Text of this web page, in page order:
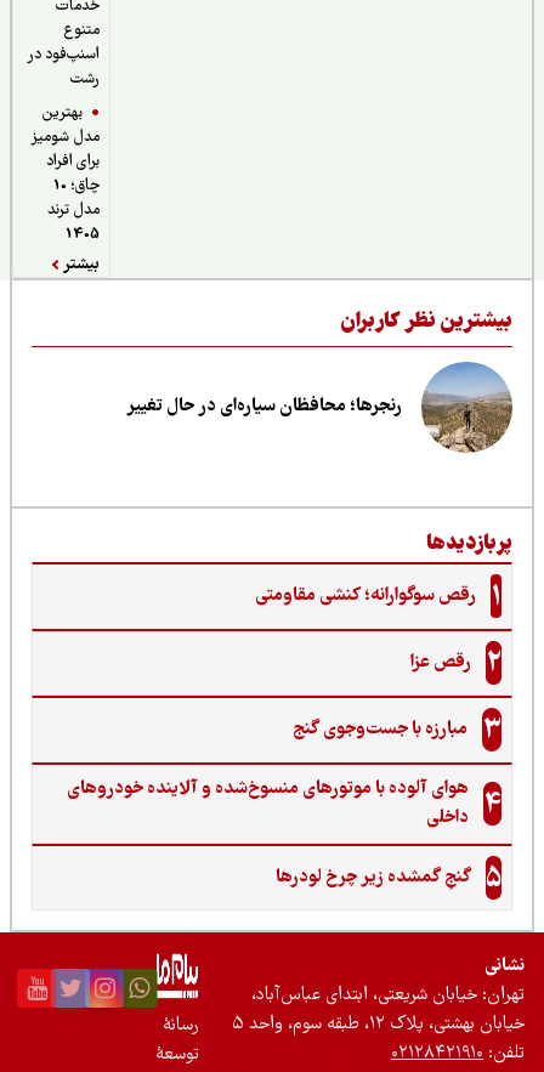
خدمات
اسنپ‌فود در
بهترین
مدل شومیز
برای افراد
چاق؛ 10
مدل ترند
نظر کاربران
رنجرها؛ محافظان سیاره‌ای در حال تغییر
رقص سوگوارانه؛ کنشی مقاومتی
رقص عزا
مبارزه با جست‌وجوی گنج‌
هوای آلوده با موتورهای منسوخ‌شده و آلاینده خودروهای
داخلی
گنجِ گمشده زیر چرخ لودرها
خیابان شریعتی، ابتدای عباس‌آباد،
بهشتی، پلاک ۱۲، طبقه سوم، واحد ۵
۰۲۱۲۸۴۲۱۹۱۰
رسانۀ
توسعۀ